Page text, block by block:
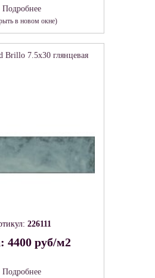
Подробнее
в новом окне)
Brillo 7.5х30 глянцевая
226111
4400 руб/м2
Подробнее